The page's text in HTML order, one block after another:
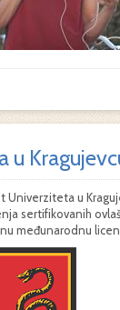
u
Univerziteta u
sertifikovanih
međunarodnu